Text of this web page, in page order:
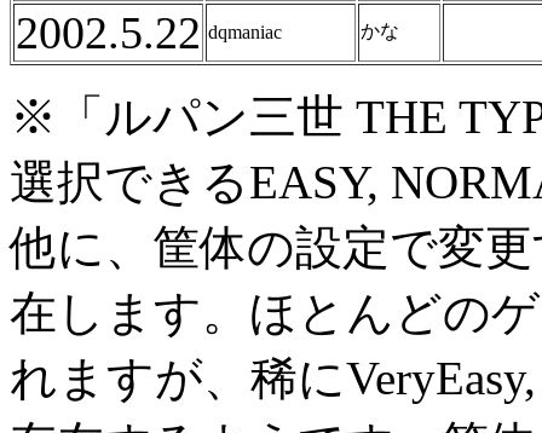
2002.5.22 dqmaniac かな
※「ルパン三世 THE
選択できるEASY,
他に、筐体の設定で変
在します。ほとんどの
れますが、稀に